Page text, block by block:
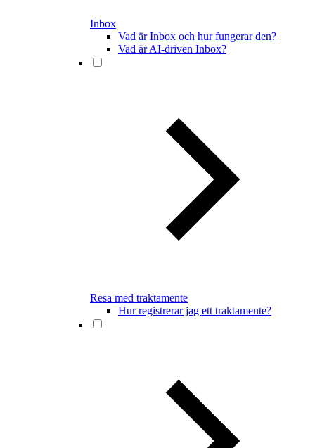
Inbox
Vad är Inbox och hur fungerar den?
Vad är AI-driven Inbox?
Resa med traktamente
Hur registrerar jag ett traktamente?